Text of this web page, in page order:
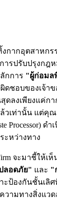
กากอุตสาหกร
ารปรับปรุงกฎ
กการ "ผู้ก่อมล
ดชอบของเจ้าข
สุดลงเพียงแค่
ล้วเท่านั้น แต่คุ
Processor) ด
ะหว่างทาง
จะมาชี้ให้เห็
ลอดภัย" และ "
ะป้องกันชั้นเลิ
วามทางสิ่งแว